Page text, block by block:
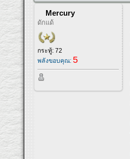
Mercury
ดักแด้
กระทู้: 72
พลังขอบคุณ:5